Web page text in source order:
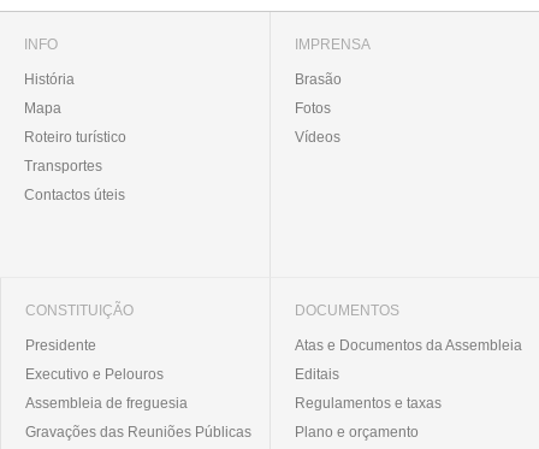
INFO
História
Mapa
Roteiro turístico
Transportes
Contactos úteis
IMPRENSA
Brasão
Fotos
Vídeos
CONSTITUIÇÃO
Presidente
Executivo e Pelouros
Assembleia de freguesia
Gravações das Reuniões Públicas
DOCUMENTOS
Atas e Documentos da Assembleia
Editais
Regulamentos e taxas
Plano e orçamento